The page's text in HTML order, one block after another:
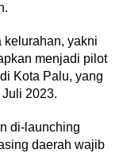
kelurahan, yakni
menjadi pilot
Kota Palu, yang
2023.
di-launching
daerah wajib